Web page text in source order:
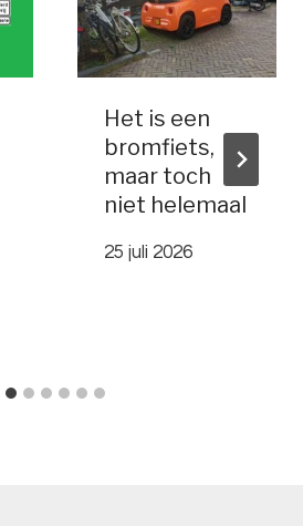
Het is een
bromfiets,
maar toch
niet helemaal
25 juli 2026